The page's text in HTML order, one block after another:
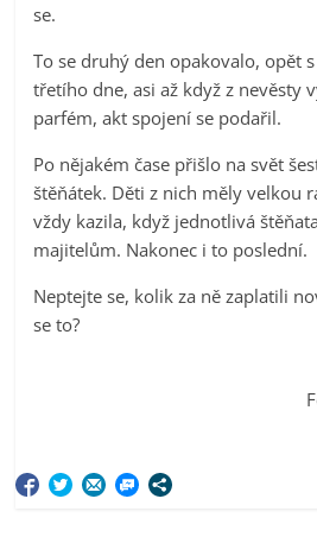
se.
To se druhý den opakovalo, opět
třetího dne, asi až když z nevěsty
parfém, akt spojení se podařil.
Po nějakém čase přišlo na svět
štěňátek. Děti z nich měly velkou
vždy kazila, když jednotlivá
majitelům. Nakonec i to poslední.
Neptejte se, kolik za ně zaplatili
se to?